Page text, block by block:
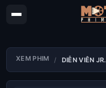
XEM PHIM DIỄN VIÊN JR.